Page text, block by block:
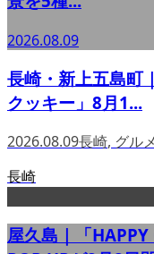
2026.08.09
長崎・新上五島町
クッキー」8月1...
2026.08.09長崎, グルメ
長崎
屋久島｜「